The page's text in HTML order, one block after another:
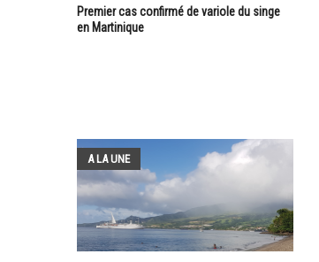
Premier cas confirmé de variole du singe
en Martinique
A LA UNE